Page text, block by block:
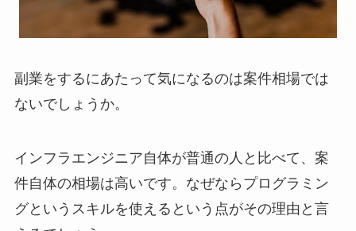
副業をするにあたって気になるのは案件相場では
ないでしょうか。
インフラエンジニア自体が普通の人と比べて、案
件自体の相場は高いです。なぜならプログラミン
グというスキルを使えるという点がその理由と言